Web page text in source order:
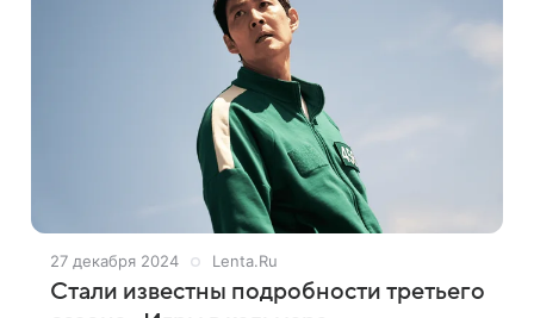
27 декабря 2024 Lenta.Ru
Стали известны подробности третьего